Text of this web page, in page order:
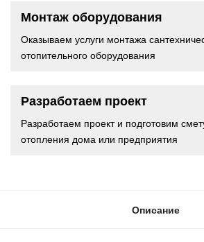
Монтаж оборудования
Оказываем услуги монтажа
отопительного оборудования
Разработаем проект
Разработаем проект и подготовим
отопления дома или предприятия
Описание